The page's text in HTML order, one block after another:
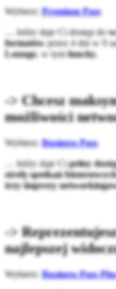
Wybierz: Premium Pass
… który daje Ci dostęp do
formatówprzez 4 dni w 9
Lounge, w tymlunchy.
-> Chcesz
możliwości
Wybierz:Business Pass
… który daje Cipełny
strefę spotkań
trzy imprezy
->
najlepszej
Wybierz:Business Pass